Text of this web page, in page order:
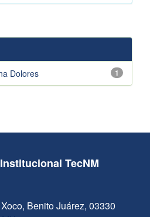
1
Dolores
TecNM
Benito Juárez, 03330